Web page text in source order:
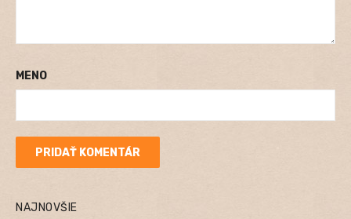
MENO
NAJNOVŠIE